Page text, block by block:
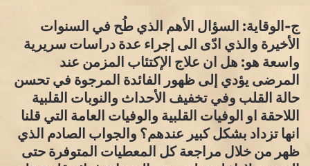
ج-الوقاية: السؤال الأهم الذي طُح في السنوات
الأخيرة والذي ادّى الى إجراء عدة دراسات سريرية
واسعة هو: هل ان علاج الإكتئاب المزمن عند
المرضى يؤدي إلى ظهور الفائدة المرجوة في تحسن
حالة القلب وفي تخفيف الأحداث والنوبات القلبية
اللاحقة او الوفيات القلبية والوفيات العامة التي قلنا
انها تزداد بشكل كبير عندهم؟ والجواب الصادم الذي
ظهر من خلال مراجعة كل المعطيات المتوفرة حتى